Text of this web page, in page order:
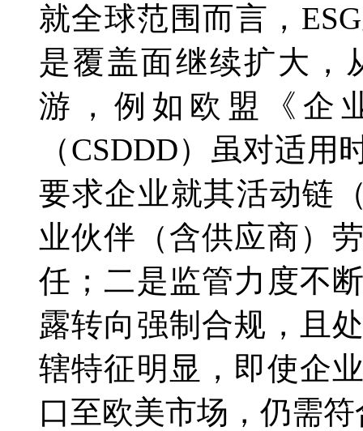
就全球范围而言，
是覆盖面继续扩大，
游，例如欧盟《企
（CSDDD）虽对适
要求企业就其活动链
业伙伴（含供应商）
任；二是监管力度不
露转向强制合规，且
辖特征明显，即使企
口至欧美市场，仍需